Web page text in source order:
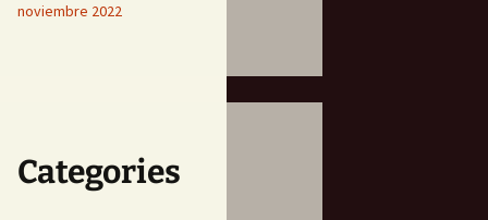
noviembre 2022
Categories